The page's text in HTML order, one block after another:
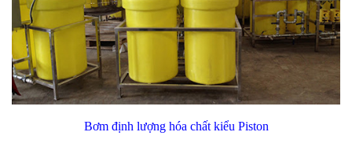
Bơm định lượng hóa chất kiểu Piston